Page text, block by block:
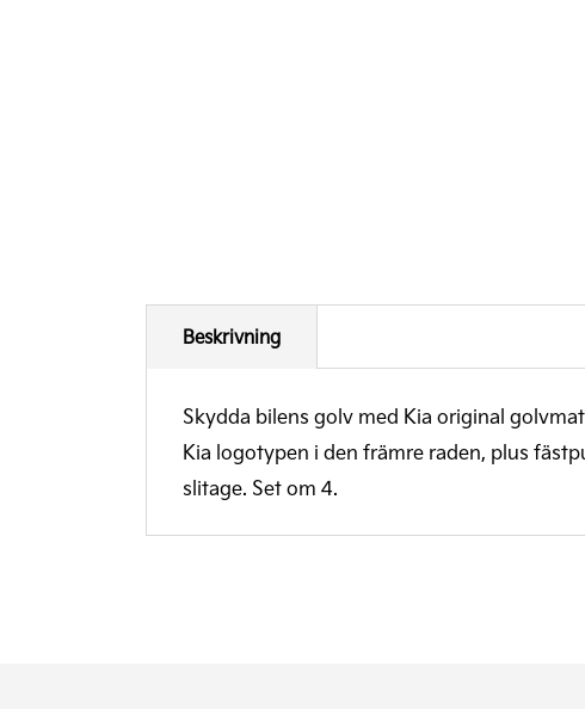
Beskrivning
Skydda bilens golv med Kia original
Kia logotypen i den främre raden, plus
slitage. Set om 4.